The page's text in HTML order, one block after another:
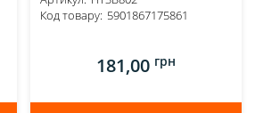
Код товару: 5901867175861
181,00 грн